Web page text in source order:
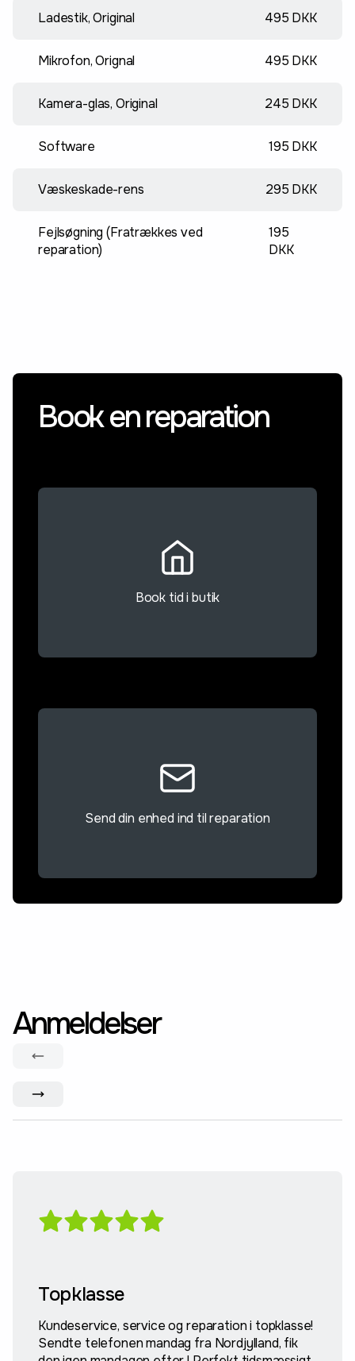
Ladestik, Original 495 DKK
Mikrofon, Orignal 495 DKK
Kamera-glas, Original 245 DKK
Software 195 DKK
Væskeskade-rens 295 DKK
Fejlsøgning (Fratrækkes ved
reparation)
195
DKK
Book en reparation
Book tid i butik
Send din enhed ind til reparation
Anmeldelser
Topklasse
Kundeservice, service og reparation i topklasse!
Sendte telefonen mandag fra Nordjylland, fik